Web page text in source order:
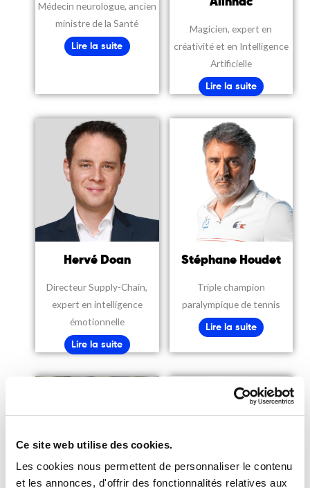
Ce site web utilise des cookies.
Les cookies nous permettent de personnaliser le contenu
et les annonces, d'offrir des fonctionnalités relatives aux
Médecin neurologue, ancien
ministre de la Santé
Lire la suite
Magicien, expert en
créativité et en Intelligence
Artificielle
Lire la suite
Hervé Doan
Directeur Supply-Chain,
expert en intelligence
émotionnelle
Lire la suite
Stéphane Houdet
Triple champion
paralympique de tennis
Lire la suite